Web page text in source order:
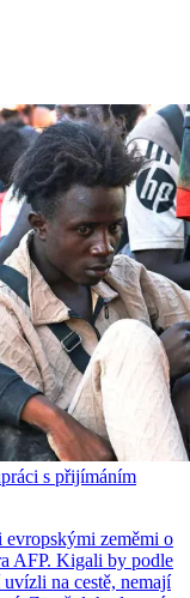
s přijímáním
evropskými zeměmi o
AFP. Kigali by podle
na cestě, nemají